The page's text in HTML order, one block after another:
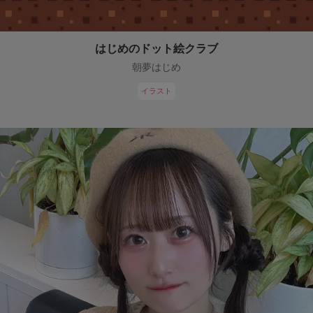
はじめのドット絵クラブ
朝夢はじめ
イラスト